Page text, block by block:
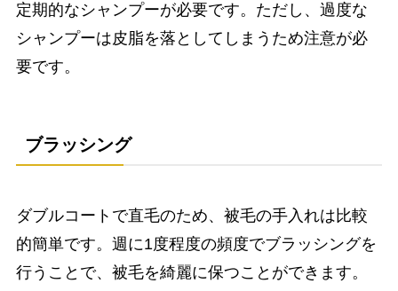
定期的なシャンプーが必要です。ただし、過度な
シャンプーは皮脂を落としてしまうため注意が必
要です。
ブラッシング
ダブルコートで直毛のため、被毛の手入れは比較
的簡単です。週に1度程度の頻度でブラッシングを
行うことで、被毛を綺麗に保つことができます。